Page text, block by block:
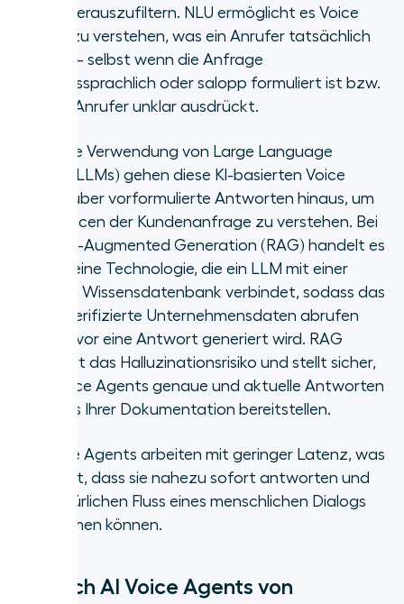
Texten herauszufiltern. NLU ermöglicht es Voice
Agents zu verstehen, was ein Anrufer tatsächlich
möchte – selbst wenn die Anfrage
umgangssprachlich oder salopp formuliert ist bzw.
sich der Anrufer unklar ausdrückt.
Durch die Verwendung von Large Language
Models (LLMs) gehen diese KI-basierten Voice
Agents über vorformulierte Antworten hinaus, um
die Nuancen der Kundenanfrage zu verstehen. Bei
Retrieval-Augmented Generation (RAG) handelt es
sich um eine Technologie, die ein LLM mit einer
externen Wissensdatenbank verbindet, sodass das
Modell verifizierte Unternehmensdaten abrufen
kann, bevor eine Antwort generiert wird. RAG
verringert das Halluzinationsrisiko und stellt sicher,
dass Voice Agents genaue und aktuelle Antworten
auf Basis Ihrer Dokumentation bereitstellen.
Moderne Agents arbeiten mit geringer Latenz, was
bedeutet, dass sie nahezu sofort antworten und
den natürlichen Fluss eines menschlichen Dialogs
nachahmen können.
Wie sich AI Voice Agents von